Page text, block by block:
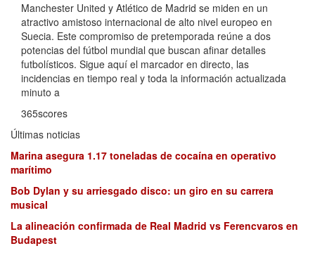
Manchester United y Atlético de Madrid se miden en un
atractivo amistoso internacional de alto nivel europeo en
Suecia. Este compromiso de pretemporada reúne a dos
potencias del fútbol mundial que buscan afinar detalles
futbolísticos. Sigue aquí el marcador en directo, las
incidencias en tiempo real y toda la información actualizada
minuto a
365scores
Últimas noticias
Marina asegura 1.17 toneladas de cocaína en operativo
marítimo
Bob Dylan y su arriesgado disco: un giro en su carrera
musical
La alineación confirmada de Real Madrid vs Ferencvaros en
Budapest